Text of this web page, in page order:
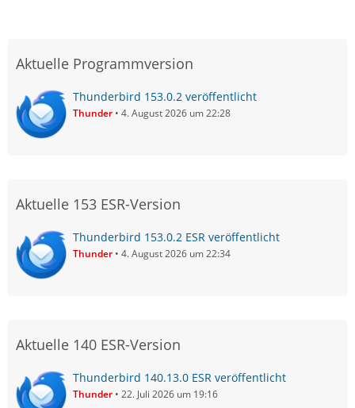
Aktuelle Programmversion
Thunderbird 153.0.2 veröffentlicht
Thunder 4. August 2026 um 22:28
Aktuelle 153 ESR-Version
Thunderbird 153.0.2 ESR veröffentlicht
Thunder 4. August 2026 um 22:34
Aktuelle 140 ESR-Version
Thunderbird 140.13.0 ESR veröffentlicht
Thunder 22. Juli 2026 um 19:16